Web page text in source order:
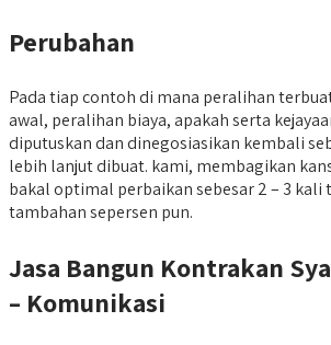
Perubahan
Pada tiap contoh di mana peralihan
awal, peralihan biaya, apakah serta
diputuskan dan dinegosiasikan kembali
lebih lanjut dibuat. kami, membagikan
bakal optimal perbaikan sebesar 2 – 3 kali
tambahan sepersen pun.
Jasa Bangun Kontrakan
– Komunikasi